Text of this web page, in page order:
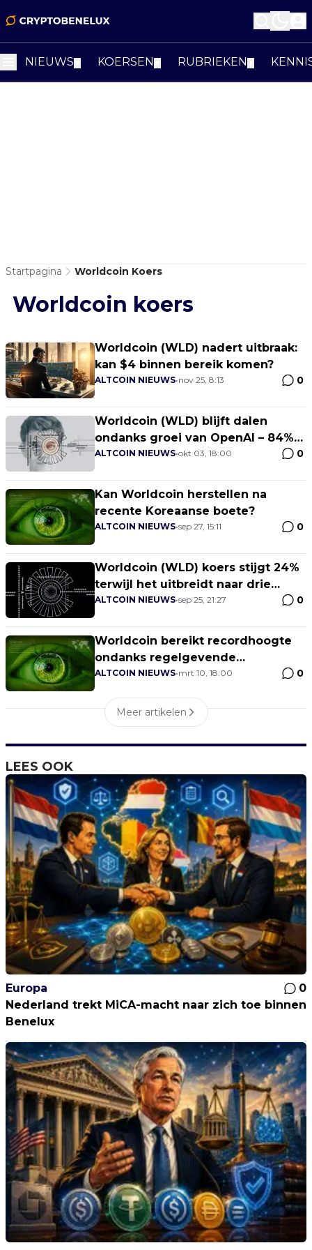
NIEUWS KOERSEN RUBRIEKEN
Startpagina Worldcoin Koers
Worldcoin koers
Worldcoin (WLD) nadert uitbraak:
kan $4 binnen bereik komen?
ALTCOIN NIEUWS•nov 25, 8:13 0
Worldcoin (WLD) blijft dalen
ondanks groei van OpenAI – 84%
van de wallets staan in het rood
ALTCOIN NIEUWS•okt 03, 18:00 0
Kan Worldcoin herstellen na
recente Koreaanse boete?
ALTCOIN NIEUWS•sep 27, 15:11 0
Worldcoin (WLD) koers stijgt 24%
terwijl het uitbreidt naar drie
nieuwe landen
ALTCOIN NIEUWS•sep 25, 21:27 0
Worldcoin bereikt recordhoogte
ondanks regelgevende
uitdagingen
ALTCOIN NIEUWS•mrt 10, 18:00 0
Meer artikelen
LEES OOK
Europa
0
Nederland trekt MiCA-macht naar zich toe binnen
Benelux